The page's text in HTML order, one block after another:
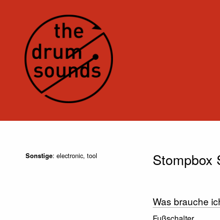
Stompbox
Sonstige: electronic, tool
Was brauche